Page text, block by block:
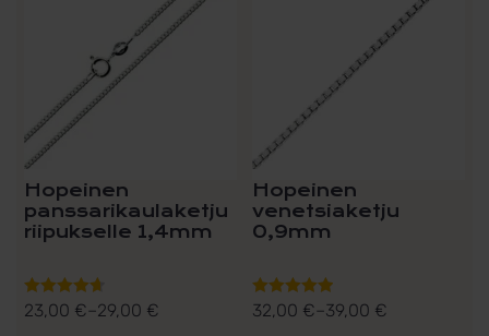
Hopeinen
panssarikaulaketju
riipukselle 1,4mm
Arvostelu
23,00 €–29,00 €
Hintaluokka:
valinnat
tuotteen
sivulla.
Hopeinen
venetsiaketju
0,9mm
Arvostelu
32,00 €–39,00 €
Hintaluokka:
tuotteen
sivulla.